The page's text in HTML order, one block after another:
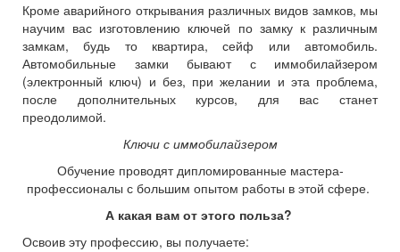
Кроме аварийного открывания различных видов замков, мы
научим вас изготовлению ключей по замку к различным
замкам, будь то квартира, сейф или автомобиль.
Автомобильные замки бывают с иммобилайзером
(электронный ключ) и без, при желании и эта проблема,
после дополнительных курсов, для вас станет
преодолимой.
Ключи с иммобилайзером
Обучение проводят дипломированные мастера-
профессионалы с большим опытом работы в этой сфере.
А какая вам от этого польза?
Освоив эту профессию, вы получаете: